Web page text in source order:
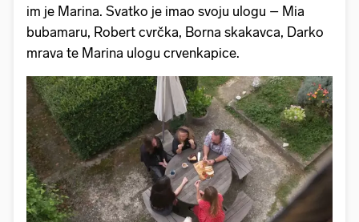
im je Marina. Svatko je imao svoju ulogu – Mia
bubamaru, Robert cvrčka, Borna skakavca, Darko
mrava te Marina ulogu crvenkapice.